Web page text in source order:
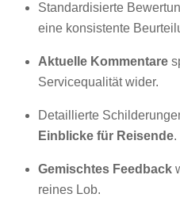
Standardisierte
eine konsistente
Aktuelle Kommentare
Servicequalität wider.
Detaillierte
Einblicke für Reisende.
Gemischtes Feedback
reines Lob.